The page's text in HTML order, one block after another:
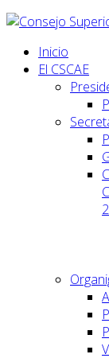
Inicio
El CSCAE